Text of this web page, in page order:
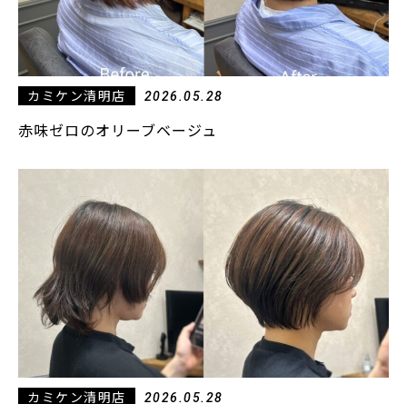
カミケン清明店 2026.05.28
赤味ゼロのオリーブベージュ
カミケン清明店 2026.05.28